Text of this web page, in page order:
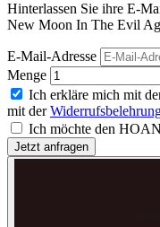
Hinterlassen Sie ihre E-
New Moon In The Evil
E-Mail-Adresse
Menge
Ich erkläre mich mit
mit der
Ich möchte den